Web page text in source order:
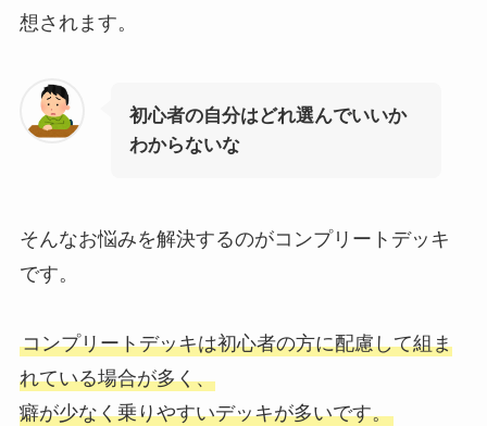
想されます。
初心者の自分はどれ選んでいいか
わからないな
そんなお悩みを解決するのがコンプリートデッキ
です。
コンプリートデッキは初心者の方に配慮して組ま
れている場合が多く、
癖が少なく乗りやすいデッキが多いです。